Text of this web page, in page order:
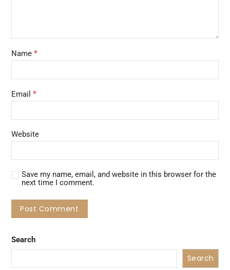
Name *
Email *
Website
Save my name, email, and website in this browser for the
next time I comment.
Search
Search